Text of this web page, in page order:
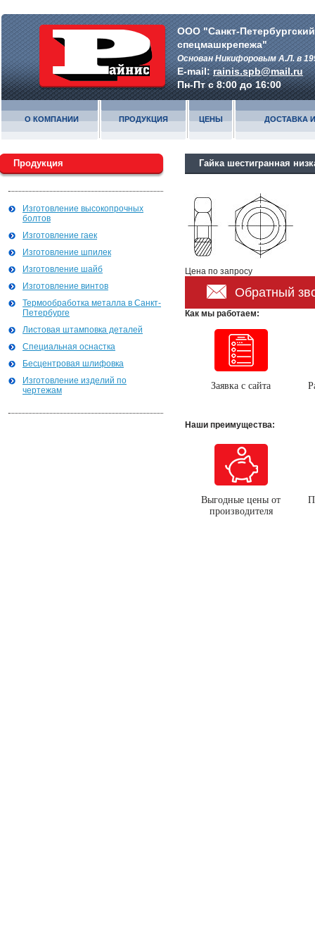
ООО "Санкт-
спецмашкрепежа"
Основан Никифоровым А.Л. в
E-mail:rainis.spb@mail.ru
Пн-Пт с 8:00 до 16:00
О КОМПАНИИ ПРОДУКЦИЯ ЦЕНЫ ДОСТАВКА
Продукция
Изготовление высокопрочных
болтов
Изготовление гаек
Изготовление шпилек
Изготовление шайб
Изготовление винтов
Термообработка металла в Санкт-
Петербурге
Листовая штамповка деталей
Специальная оснастка
Бесцентровая шлифовка
Изготовление изделий по
чертежам
Гайка шестигранная
Цена по запросу
Обратный
Как мы работаем:
Заявка с сайта
Наши преимущества:
Выгодные цены от
производителя